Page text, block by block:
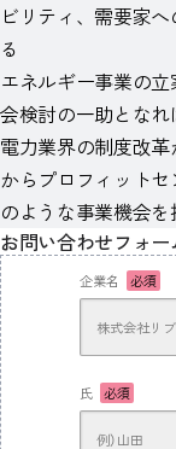
ビリティ、需要家
る
エネルギー事業の
会検討の一助となれ
電力業界の制度改
からプロフィット
のような事業機会
お問い合わせフォー
企業名 必須
氏 必須